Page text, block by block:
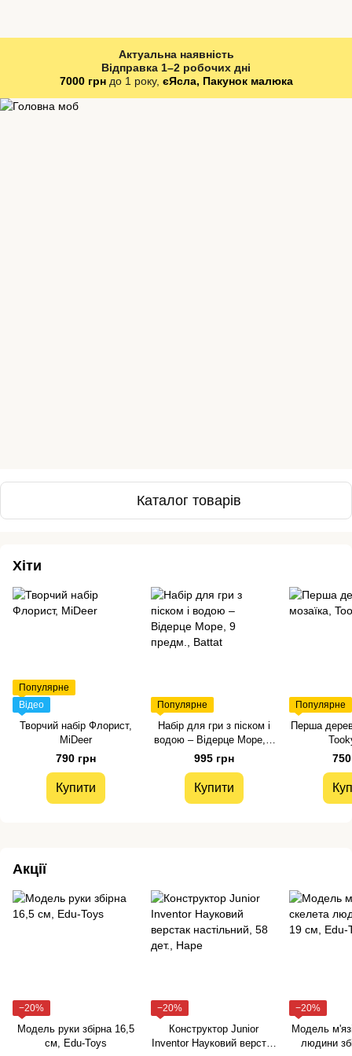
Актуальна наявність
Відправка 1–2 робочих дні
7000 грндо 1 року, єЯсла, Пакунок малюка
Каталог товарів
Хіти
Популярне
Відео
Творчий набір Флорист,
MiDeer
790 грн
Купити
Популярне
Набір для гри з піском і
водою – Відерце Море, 9
предм., Battat
995 грн
Купити
Популярне
Перша
Акції
−20%
Модель руки збірна 16,5
см, Edu-Toys
−20%
Конструктор Junior
Inventor Науковий верстак
−20%
Модель
людини